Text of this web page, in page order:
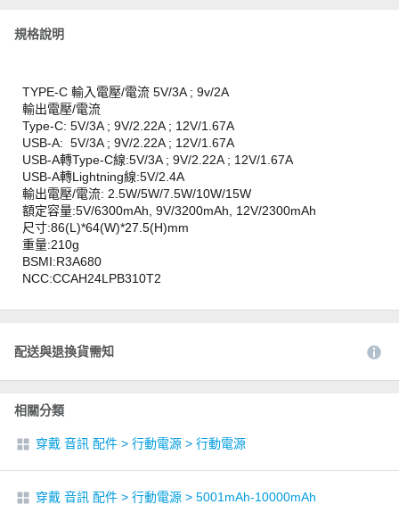
規格說明
TYPE-C 輸入電壓/電流 5V/3A ; 9v/2A
輸出電壓/電流
Type-C: 5V/3A ; 9V/2.22A ; 12V/1.67A
USB-A: 5V/3A ; 9V/2.22A ; 12V/1.67A
USB-A轉Type-C線:5V/3A ; 9V/2.22A ; 12V/1.67A
USB-A轉Lightning線:5V/2.4A
輸出電壓/電流: 2.5W/5W/7.5W/10W/15W
額定容量:5V/6300mAh, 9V/3200mAh, 12V/2300mAh
尺寸:86(L)*64(W)*27.5(H)mm
重量:210g
BSMI:R3A680
NCC:CCAH24LPB310T2
配送與退換貨需知
相關分類
穿戴 音訊 配件 > 行動電源 > 行動電源
穿戴 音訊 配件 > 行動電源 > 5001mAh-10000mAh